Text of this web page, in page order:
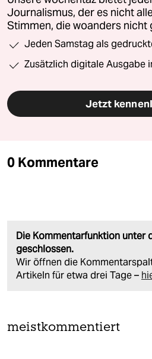
Journalismus, der es nicht
Stimmen, die woanders nicht
Jeden Samstag als
Zusätzlich digitale Ausgabe
Jetzt
0 Kommentare
Die Kommentarfunktion unter
geschlossen.
Wir öffnen die
Artikeln für etwa drei Tage –
meistkommentiert